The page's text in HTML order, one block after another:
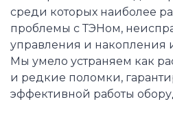
среди которых наиболее
проблемы с ТЭНом,
управления и накопления
Мы умело устраняем как
и редкие поломки,
эффективной работы